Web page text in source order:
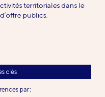
territoriales dans le
publics.
clés
par :